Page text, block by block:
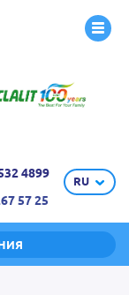
4899
57 25
RU